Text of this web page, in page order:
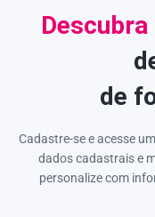
Descubra
de
Cadastre-se e acesse
dados cadastrais e
personalize com